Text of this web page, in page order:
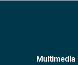
Multimedia